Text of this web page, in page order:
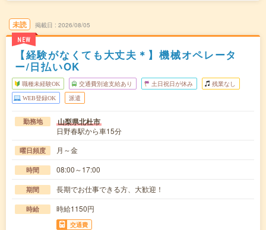
未読
NEW
掲載日 2026/08/05
【経験がなくても大丈夫＊】機械オペレータ
ー/日払いOK
職種未経験OK 交通費別途支給あり 土日祝日が休み 残業なし
WEB登録OK 派遣
勤務地 山梨県北杜市
日野春駅から車15分
曜日頻度 月～金
時間 08:00～17:00
期間 長期でお仕事できる方、大歓迎！
時給 時給1150円
交通費